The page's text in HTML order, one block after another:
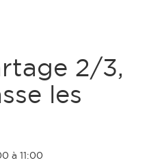
2/3,
les
à 11:00